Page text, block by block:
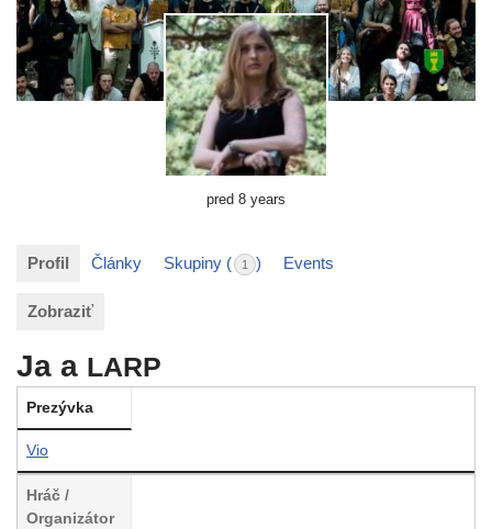
pred 8 years
Profil Články Skupiny ( 1 ) Events
Zobraziť
Ja a LARP
Prezývka
Vio
Hráč /
Organizátor